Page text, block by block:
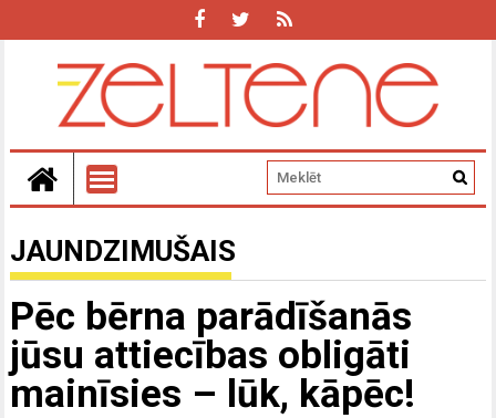
JAUNDZIMUŠAIS
Pēc bērna parādīšanās
jūsu attiecības obligāti
mainīsies – lūk, kāpēc!